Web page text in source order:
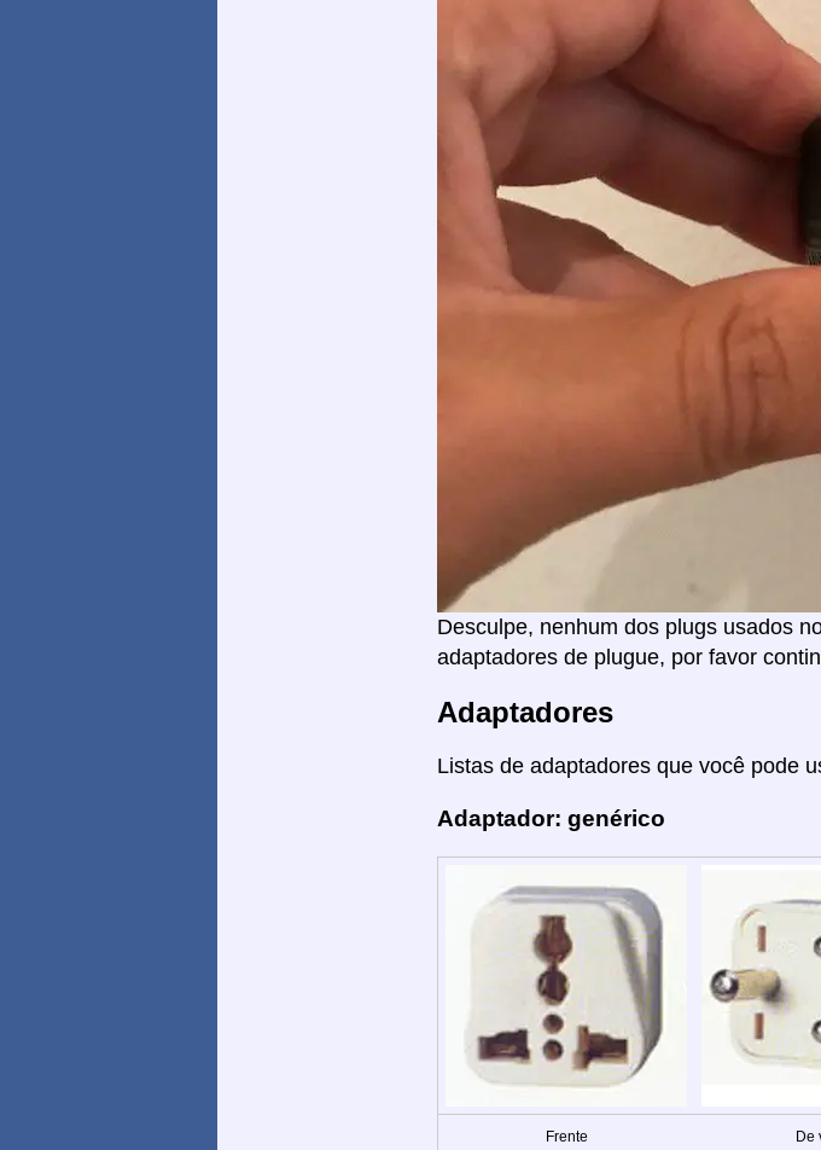
Desculpe, nenhum dos plugs usados
adaptadores de plugue, por favor
Adaptadores
Listas de adaptadores que você pode
Adaptador: genérico
Frente De